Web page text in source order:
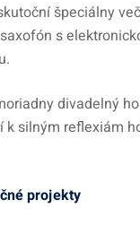
špeciálny
s
divadelný
k silným reflexiám
projekty